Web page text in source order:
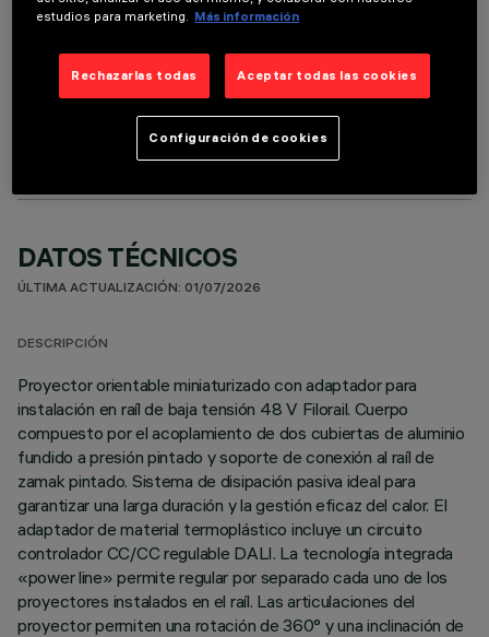
COMPONENTES OPCIONALES
DATOS TÉCNICOS
ÚLTIMA ACTUALIZACIÓN: 01/07/2026
DESCRIPCIÓN
Proyector orientable miniaturizado con adaptador para
instalación en raíl de baja tensión 48 V Filorail. Cuerpo
compuesto por el acoplamiento de dos cubiertas de aluminio
fundido a presión pintado y soporte de conexión al raíl de
zamak pintado. Sistema de disipación pasiva ideal para
garantizar una larga duración y la gestión eficaz del calor. El
adaptador de material termoplástico incluye un circuito
controlador CC/CC regulable DALI. La tecnología integrada
«power line» permite regular por separado cada uno de los
proyectores instalados en el raíl. Las articulaciones del
proyector permiten una rotación de 360° y una inclinación de
estudios para marketing. Más información
Rechazarlas todas Aceptar todas las cookies
Configuración de cookies